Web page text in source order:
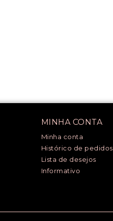
MINHA CONTA
Minha conta
Histórico de pedidos
Lista de desejos
Informativo